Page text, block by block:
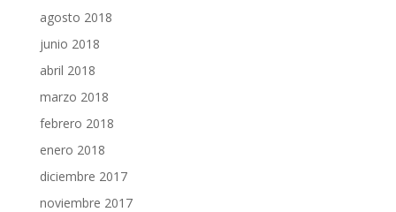
agosto 2018
junio 2018
abril 2018
marzo 2018
febrero 2018
enero 2018
diciembre 2017
noviembre 2017